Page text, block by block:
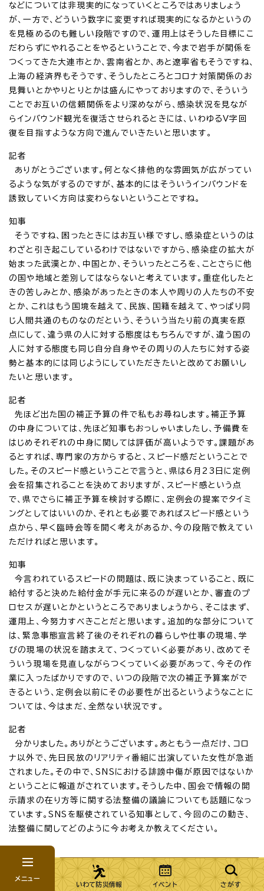
などについては非現実的になっていくところではありましょう
が、一方で、どういう数字に変更すれば現実的になるかというの
を見極めるのも難しい段階ですので、運用上はそうした目標にこ
だわらずにやれることをやるということで、今まで岩手が関係を
つくってきた大連市とか、雲南省とか、あと遼寧省もそうですね、
上海の経済界もそうです、そうしたところとコロナ対策関係のお
見舞いとかやりとりとかは盛んにやっておりますので、そういう
ことでお互いの信頼関係をより深めながら、感染状況を見なが
らインバウンド観光を復活させられるときには、いわゆるV字回
復を目指すような方向で進んでいきたいと思います。
記者
ありがとうございます。何となく排他的な雰囲気が広がってい
るような気がするのですが、基本的にはそういうインバウンドを
誘致していく方向は変わらないということですね。
知事
そうですね、困ったときにはお互い様ですし、感染症というのは
わざと引き起こしているわけではないですから、感染症の拡大が
始まった武漢とか、中国とか、そういったところを、ことさらに他
の国や地域と差別してはならないと考えています。重症化したと
きの苦しみとか、感染があったときの本人や周りの人たちの不安
とか、これはもう国境を越えて、民族、国籍を越えて、やっぱり同
じ人間共通のものなのだという、そういう当たり前の真実を原
点にして、違う県の人に対する態度はもちろんですが、違う国の
人に対する態度も同じ自分自身やその周りの人たちに対する姿
勢と基本的には同じようにしていただきたいと改めてお願いし
たいと思います。
記者
先ほど出た国の補正予算の件で私もお尋ねします。補正予算
の中身については、先ほど知事もおっしゃいましたし、予備費を
はじめそれぞれの中身に関しては評価が高いようです。課題があ
るとすれば、専門家の方からすると、スピード感だということで
した。そのスピード感ということで言うと、県は6月23日に定例
会を招集されることを決めておりますが、スピード感という点
で、県でさらに補正予算を検討する際に、定例会の提案でタイミ
ングとしてはいいのか、それとも必要であればスピード感という
点から、早く臨時会等を開く考えがあるか、今の段階で教えてい
ただければと思います。
知事
今言われているスピードの問題は、既に決まっていること、既に
給付すると決めた給付金が手元に来るのが遅いとか、審査のプ
ロセスが遅いとかというところでありましょうから、そこはまず、
運用上、今努力すべきことだと思います。追加的な部分について
は、緊急事態宣言終了後のそれぞれの暮らしや仕事の現場、学
びの現場の状況を踏まえて、つくっていく必要があり、改めてそ
ういう現場を見直しながらつくっていく必要があって、今その作
業に入ったばかりですので、いつの段階で次の補正予算案がで
きるという、定例会以前にその必要性が出るというようなことに
ついては、今はまだ、全然ない状況です。
記者
分かりました。ありがとうございます。あともう一点だけ、コロ
ナ以外で、先日民放のリアリティ番組に出演していた女性が急逝
されました。その中で、SNSにおける誹謗中傷が原因ではないか
ということに報道がされています。そうした中、国会で情報の開
示請求の在り方等に関する法整備の議論についても話題になっ
ています。SNSを駆使されている知事として、今回のこの動き、
法整備に関してどのように今お考えか教えてください。
SNSも広く匿名性を認める、ツイッターとはそういうものです
けれども、匿名なしのフェイスブックとかですか、きちっとお互い
メニュー
いわて防災情報
イベント さがす